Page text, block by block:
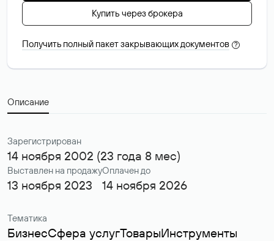
Купить через брокера
Получить полный пакет закрывающих документов ?
Описание
Зарегистрирован
14 ноября 2002 (23 года 8 мес)
Выставлен на продажу
13 ноября 2023
Оплачен до
14 ноября 2026
Тематика
БизнесСфера услугТоварыИнструменты